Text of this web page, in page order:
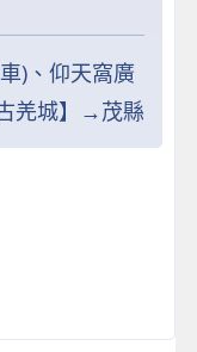
)、仰天窩廣
羌城】→茂縣